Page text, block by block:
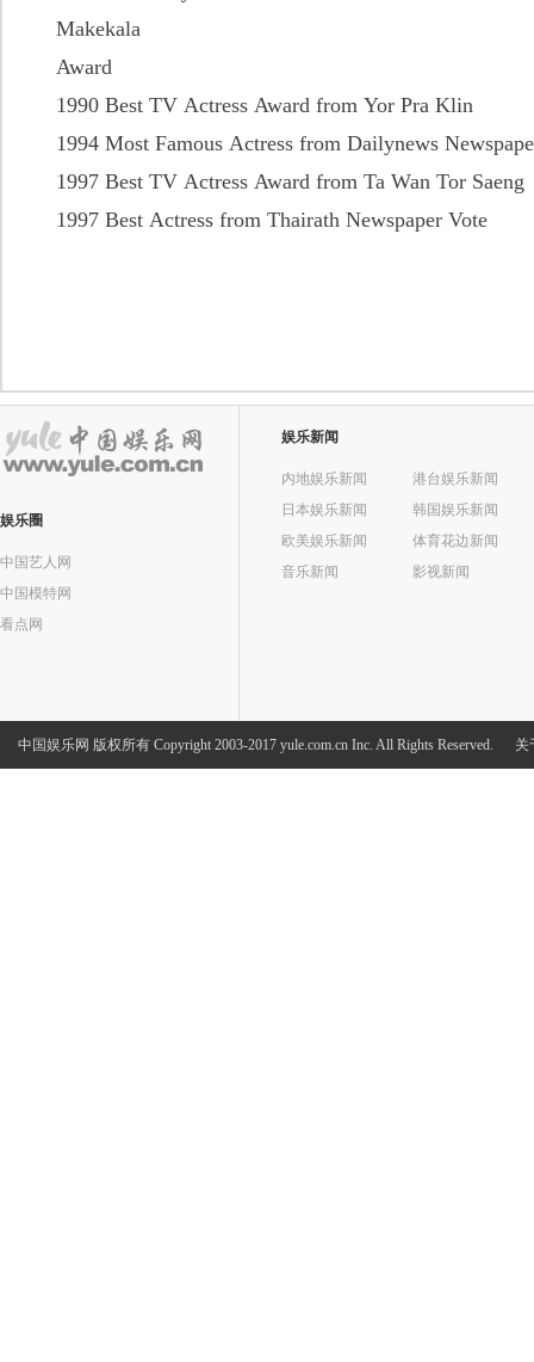
Makekala
Award
1990 Best TV Actress Award from Yor Pra Klin
1994 Most Famous Actress from Dailynews
1997 Best TV Actress Award from Ta Wan Tor Saeng
1997 Best Actress from Thairath Newspaper Vote
娱乐圈
中国艺人网
中国模特网
看点网
娱乐新闻
内地娱乐新闻
港台娱乐新闻
日本娱乐新闻
韩国娱乐新闻
欧美娱乐新闻
体育花边新闻
音乐新闻
影视新闻
中国娱乐网 版权所有 Copyright 2003-2017 yule.com.cn Inc. All Rights Reserved. 关